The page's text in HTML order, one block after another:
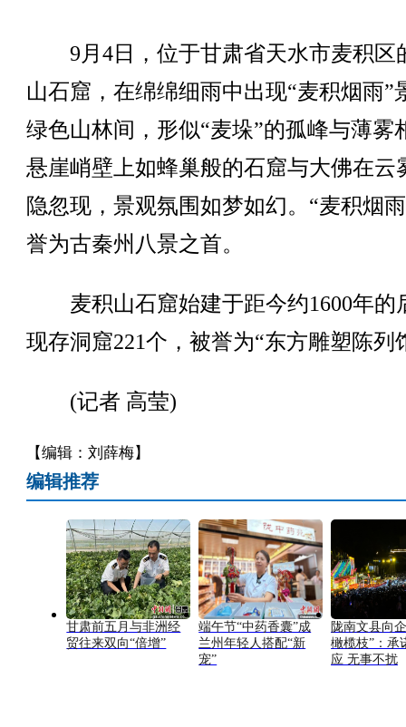
9月4日，位于甘肃省天水市麦积区
山石窟，在绵绵细雨中出现“麦积烟雨”
绿色山林间，形似“麦垛”的孤峰与薄雾
悬崖峭壁上如蜂巢般的石窟与大佛在云
隐忽现，景观氛围如梦如幻。“麦积烟
誉为古秦州八景之首。
麦积山石窟始建于距今约1600年的
现存洞窟221个，被誉为“东方雕塑陈列
(记者 高莹)
【编辑：刘薛梅】
编辑推荐
甘肃前五月与非洲经
贸往来双向“倍增”
端午节“中药香囊”成
兰州年轻人搭配“新
宠”
陇南文县向
橄榄枝”：承
应 无事不扰